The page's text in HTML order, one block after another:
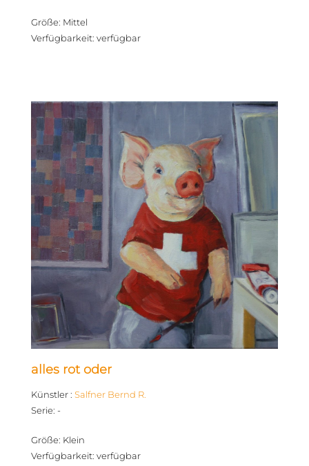
Größe: Mittel
Verfügbarkeit: verfügbar
alles rot oder
Künstler: Salfner Bernd R.
Serie: -
Größe: Klein
Verfügbarkeit: verfügbar